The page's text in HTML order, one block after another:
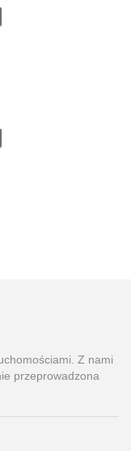
Z nami
przeprowadzona